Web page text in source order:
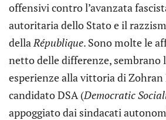
offensivi contro l’avanzata
autoritaria dello Stato e il
dellaRépublique. Sono molte le
netto delle differenze, sembrano
esperienze alla vittoria di Zohran
candidato DSA (Democratic
appoggiato dai sindacati